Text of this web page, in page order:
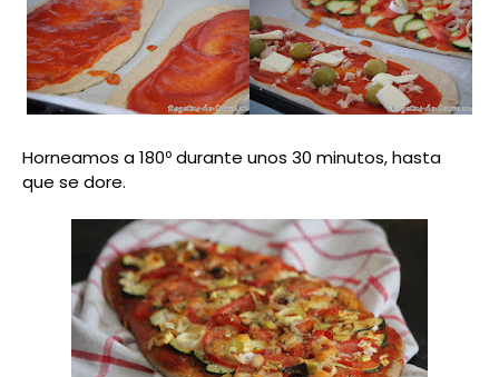
Horneamos a 180º durante unos 30 minutos, hasta
que se dore.